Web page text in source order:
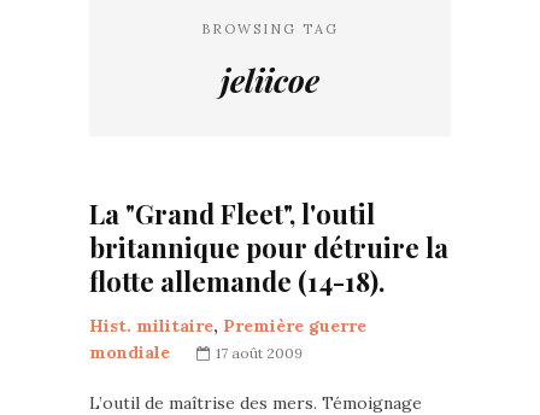
BROWSING TAG
jeliicoe
La "Grand Fleet", l'outil
britannique pour détruire la
flotte allemande (14-18).
Hist. militaire, Première guerre
mondiale
17 août 2009
L’outil de maîtrise des mers. Témoignage